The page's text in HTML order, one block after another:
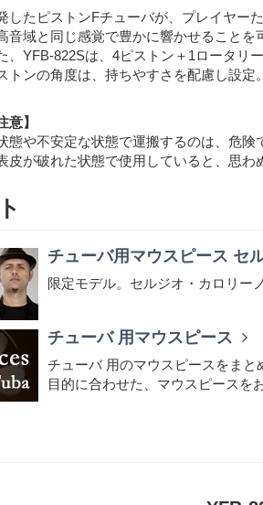
したピストンFチューバが、プレイヤ
音域と同じ感覚で豊かに響かせること
、YFB-822Sは、4ピストン＋1ロータ
トンの角度は、持ちやすさを配慮し設
意】
態や不安定な状態で運搬するのは、危険
皮が破れた状態で使用していると、思わ
チューバ用マウスピース セ
限定モデル。セルジオ・カロリー
チューバ 用マウスピース
チューバ 用のマウスピースをまと
目的に合わせた、マウスピースを